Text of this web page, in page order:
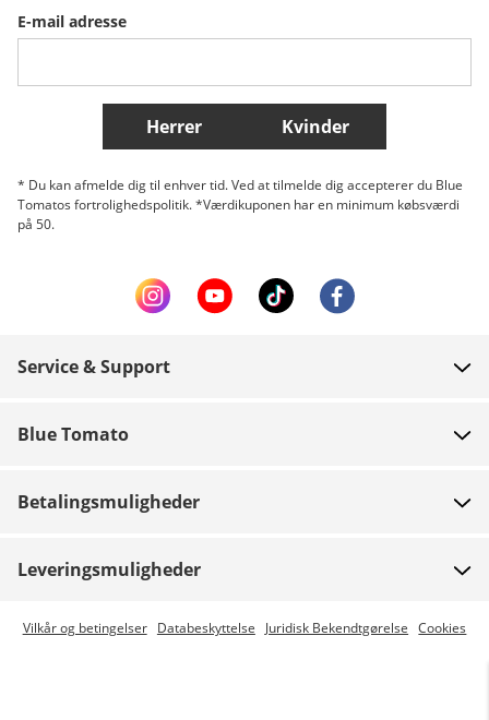
Belgique (Français) Danmark Norge
Flere lande
E-mail adresse
Herrer Kvinder
* Du kan afmelde dig til enhver tid. Ved at tilmelde dig accepterer du Blue
Tomatos fortrolighedspolitik. *Værdikuponen har en minimum købsværdi
på 50.
Service & Support
Betaling
Retur
Track din ordre
Blue Tomato
Blue World
Betalingsmuligheder
Leveringsmuligheder
Express levering er mulig
Vilkår og betingelser Databeskyttelse Juridisk Bekendtgørelse Cookies